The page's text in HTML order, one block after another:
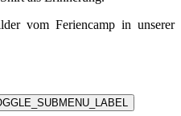
vom Feriencamp in unserer